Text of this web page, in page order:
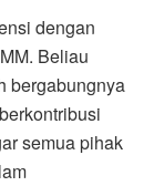
dengan
Beliau
bergabungnya
semua pihak